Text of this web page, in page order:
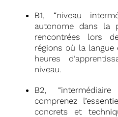
B1, “niveau
autonome dans la
rencontrées lors
régions où la langue
heures
niveau.
B2,
comprenez
concrets et